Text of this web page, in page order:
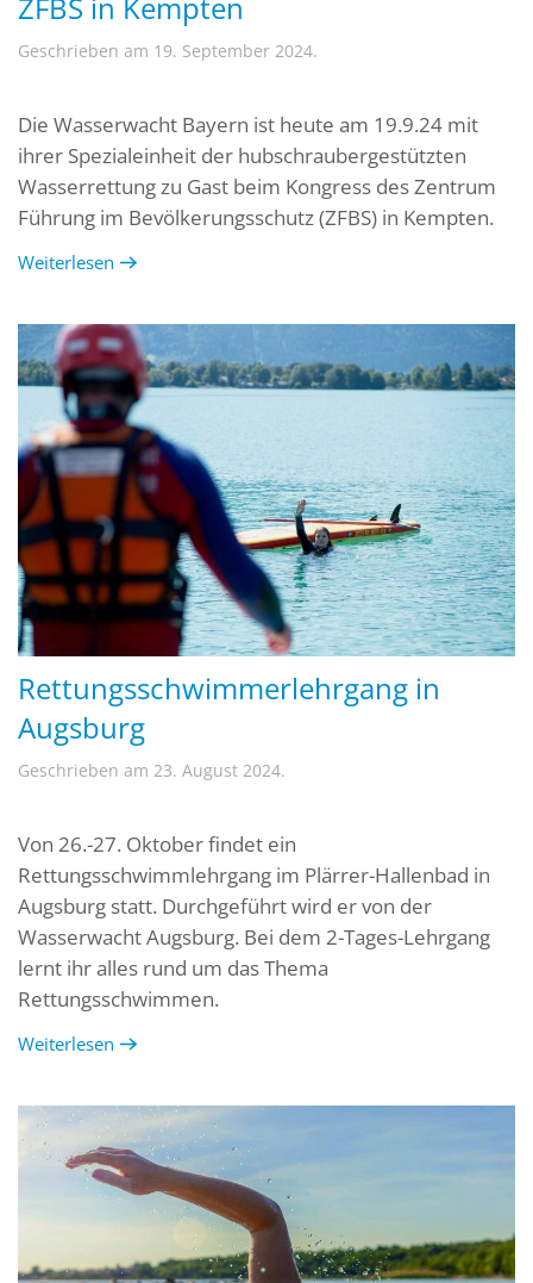
Geschrieben am 19. September 2024.
Die Wasserwacht Bayern ist heute am 19.9.24 mit
ihrer Spezialeinheit der hubschraubergestützten
Wasserrettung zu Gast beim Kongress des Zentrum
Führung im Bevölkerungsschutz (ZFBS) in Kempten.
Weiterlesen
Rettungsschwimmerlehrgang in
Augsburg
Geschrieben am 23. August 2024.
Von 26.-27. Oktober findet ein
Rettungsschwimmlehrgang im Plärrer-Hallenbad in
Augsburg statt. Durchgeführt wird er von der
Wasserwacht Augsburg. Bei dem 2-Tages-Lehrgang
lernt ihr alles rund um das Thema
Rettungsschwimmen.
Weiterlesen